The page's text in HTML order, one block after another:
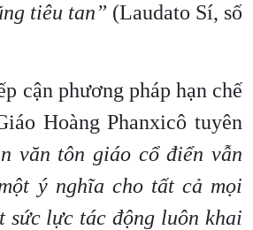
tiêu tan” (Laudato Sí, số
cận phương pháp hạn chế
Hoàng Phanxicô tuyên
văn tôn giáo cổ điển vẫn
ý nghĩa cho tất cả mọi
sức lực tác động luôn khai